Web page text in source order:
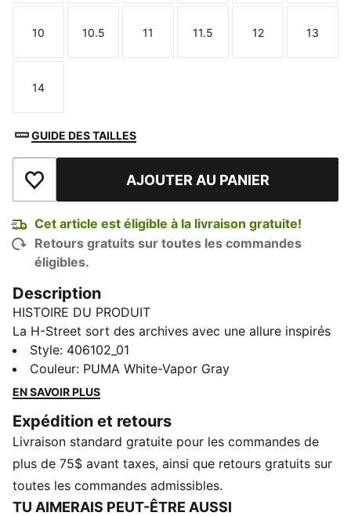
Taille
10
Taille
10.5
Taille
11
Taille
11.5
Taille
12
Taille
13
Taille
14
GUIDE DES TAILLES
Ajouter à la liste de souhaits
AJOUTER AU PANIER
Cet article est éligible à la livraison gratuite!
Retours gratuits sur toutes les commandes
éligibles.
Description
HISTOIRE DU PRODUIT
La H-Street sort des archives avec une allure inspirés
de la vitesse et conçus pour la rue. Inspirée par les
chaussures de course à crampons emblématiques de
PUMA des années 2000, la H-Street fait entrer
tige en tissu mesh léger, une forme profilée et de
nouvelles couleurs audacieuses. C'est une icône née
sur la piste, faite pour les rues modernes.
DÉTAILS
Largeur : Standard
Style: 406102_01
Couleur: PUMA White-Vapor Gray
EN SAVOIR PLUS
Expédition et retours
Livraison standard gratuite pour les commandes de
plus de 75$ avant taxes, ainsi que retours gratuits sur
toutes les commandes admissibles.
TU AIMERAIS PEUT-ÊTRE AUSSI